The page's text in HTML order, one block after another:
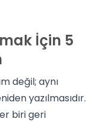
İçin 5
değil; aynı
yazılmasıdır.
biri geri